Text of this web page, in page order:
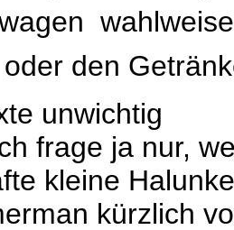

den
unwichtig
frage ja nur,
kleine Halunke
kürzlich